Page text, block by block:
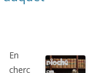
En
cherc